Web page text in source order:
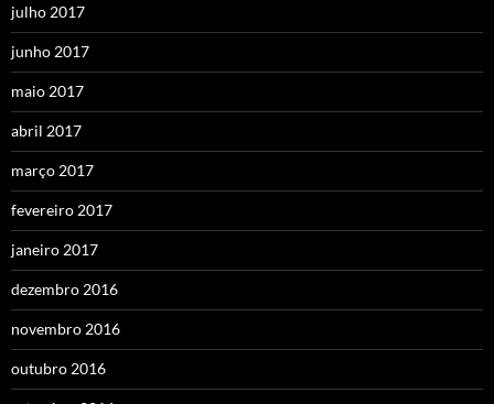
julho 2017
junho 2017
maio 2017
abril 2017
março 2017
fevereiro 2017
janeiro 2017
dezembro 2016
novembro 2016
outubro 2016